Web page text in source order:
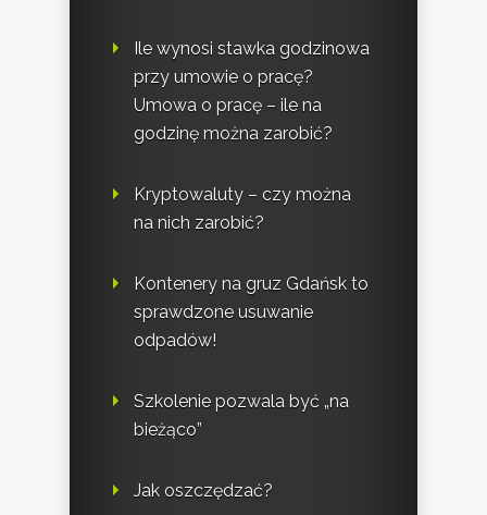
Ile wynosi stawka godzinowa
przy umowie o pracę?
Umowa o pracę – ile na
godzinę można zarobić?
Kryptowaluty – czy można
na nich zarobić?
Kontenery na gruz Gdańsk to
sprawdzone usuwanie
odpadów!
Szkolenie pozwala być „na
bieżąco”
Jak oszczędzać?